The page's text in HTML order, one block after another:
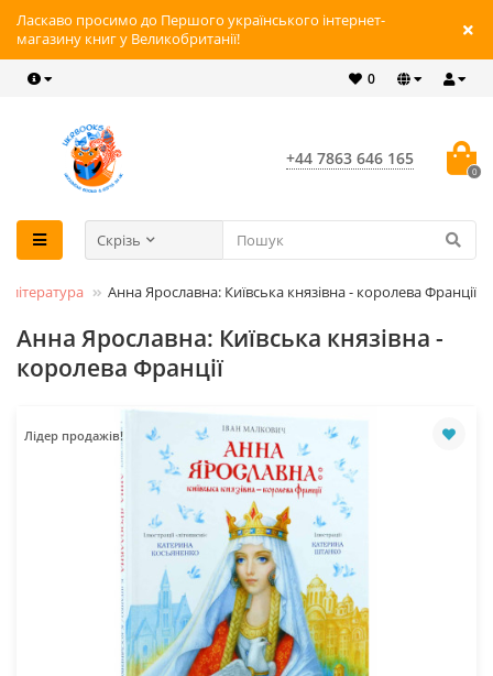
Ласкаво просимо до Першого українського інтернет-
магазину книг у Великобританії!
0
+44 7863 646 165
0
Скрізь
література Анна Ярославна: Київська князівна - королева Франції
Анна Ярославна: Київська князівна -
королева Франції
Лідер продажів!